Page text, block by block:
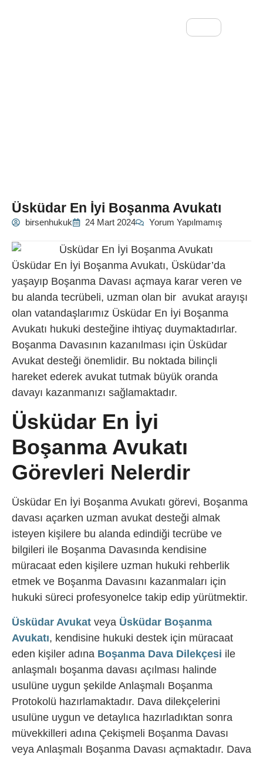
Üsküdar En İyi Boşanma Avukatı
birsenhukuk 24 Mart 2024 Yorum Yapılmamış
Üsküdar En İyi Boşanma Avukatı, Üsküdar’da
yaşayıp Boşanma Davası açmaya karar veren ve
bu alanda tecrübeli, uzman olan bir avukat arayışı
olan vatandaşlarımız Üsküdar En İyi Boşanma
Avukatı hukuki desteğine ihtiyaç duymaktadırlar.
Boşanma Davasının kazanılması için Üsküdar
Avukat desteği önemlidir. Bu noktada bilinçli
hareket ederek avukat tutmak büyük oranda
davayı kazanmanızı sağlamaktadır.
Üsküdar En İyi
Boşanma Avukatı
Görevleri Nelerdir
Üsküdar En İyi Boşanma Avukatı görevi, Boşanma
davası açarken uzman avukat desteği almak
isteyen kişilere bu alanda edindiği tecrübe ve
bilgileri ile Boşanma Davasında kendisine
müracaat eden kişilere uzman hukuki rehberlik
etmek ve Boşanma Davasını kazanmaları için
hukuki süreci profesyonelce takip edip yürütmektir.
Üsküdar Avukat veya Üsküdar Boşanma
Avukatı, kendisine hukuki destek için müracaat
eden kişiler adına Boşanma Dava Dilekçesi ile
anlaşmalı boşanma davası açılması halinde
usulüne uygun şekilde Anlaşmalı Boşanma
Protokolü hazırlamaktadır. Dava dilekçelerini
usulüne uygun ve detaylıca hazırladıktan sonra
müvekkilleri adına Çekişmeli Boşanma Davası
veya Anlaşmalı Boşanma Davası açmaktadır. Dava